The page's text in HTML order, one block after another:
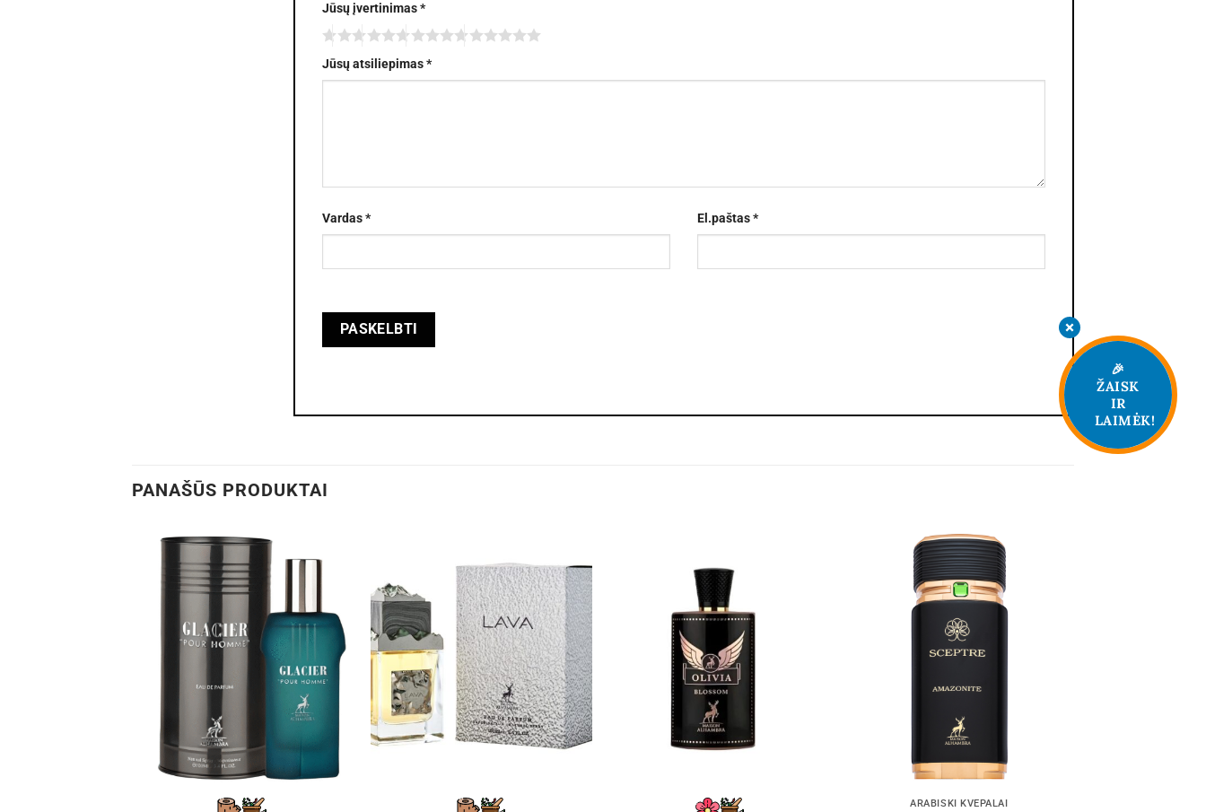
Jūsų įvertinimas*
Jūsų atsiliepimas*
Vardas* El.paštas*
PANAŠŪS PRODUKTAI
ARABIŠKI KVEPALAI
🎉
ŽAISK
IR
LAIMĖK!